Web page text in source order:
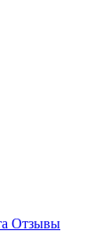
Отзывы